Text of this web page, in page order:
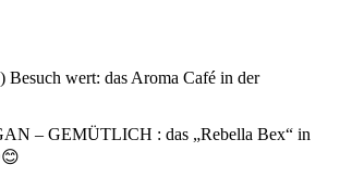
Besuch wert: das Aroma Café in der
– GEMÜTLICH : das „Rebella Bex“ in